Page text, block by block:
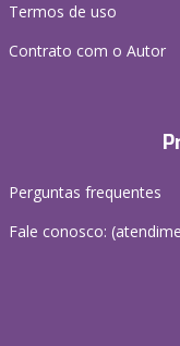
Termos de uso
Contrato com o Autor
Perguntas frequentes
Fale conosco: